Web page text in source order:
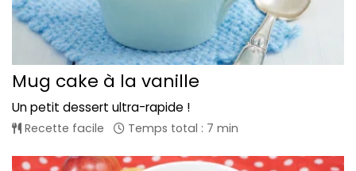
Mug cake à la vanille
Un petit dessert ultra-rapide !
Recette facile Temps total : 7 min